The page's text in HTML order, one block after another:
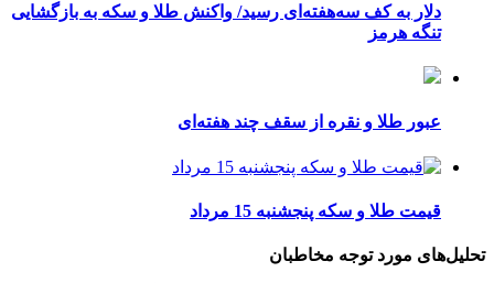
دلار به کف سه‌هفته‌ای رسید/ واکنش طلا و سکه به بازگشایی
تنگه هرمز
عبور طلا و نقره از سقف چند هفته‌ای
قیمت طلا و سکه پنجشنبه 15 مرداد
تحلیل‌های مورد توجه مخاطبان